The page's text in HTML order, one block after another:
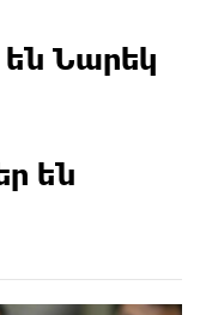
են Նարեկ
են